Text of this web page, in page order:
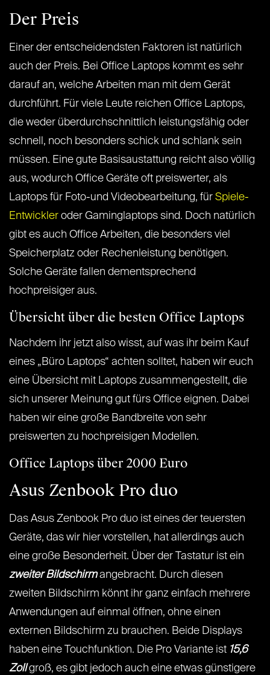
Der Preis
Einer der entscheidendsten Faktoren ist natürlich
auch der Preis. Bei Office Laptops kommt es sehr
darauf an, welche Arbeiten man mit dem Gerät
durchführt. Für viele Leute reichen Office Laptops,
die weder überdurchschnittlich leistungsfähig oder
schnell, noch besonders schick und schlank sein
müssen. Eine gute Basisaustattung reicht also völlig
aus, wodurch Office Geräte oft preiswerter, als
Laptops für Foto-und Videobearbeitung, für Spiele-
Entwickler oder Gaminglaptops sind. Doch natürlich
gibt es auch Office Arbeiten, die besonders viel
Speicherplatz oder Rechenleistung benötigen.
Solche Geräte fallen dementsprechend
hochpreisiger aus.
Übersicht über die besten Office Laptops
Nachdem ihr jetzt also wisst, auf was ihr beim Kauf
eines „Büro Laptops“ achten solltet, haben wir euch
eine Übersicht mit Laptops zusammengestellt, die
sich unserer Meinung gut fürs Office eignen. Dabei
haben wir eine große Bandbreite von sehr
preiswerten zu hochpreisigen Modellen.
Office Laptops über 2000 Euro
Asus Zenbook Pro duo
Das Asus Zenbook Pro duo ist eines der teuersten
Geräte, das wir hier vorstellen, hat allerdings auch
eine große Besonderheit. Über der Tastatur ist ein
zweiter Bildschirmangebracht. Durch diesen
zweiten Bildschirm könnt ihr ganz einfach mehrere
Anwendungen auf einmal öffnen, ohne einen
externen Bildschirm zu brauchen. Beide Displays
haben eine Touchfunktion. Die Pro Variante ist 15,6
Zollgroß, es gibt jedoch auch eine etwas günstigere